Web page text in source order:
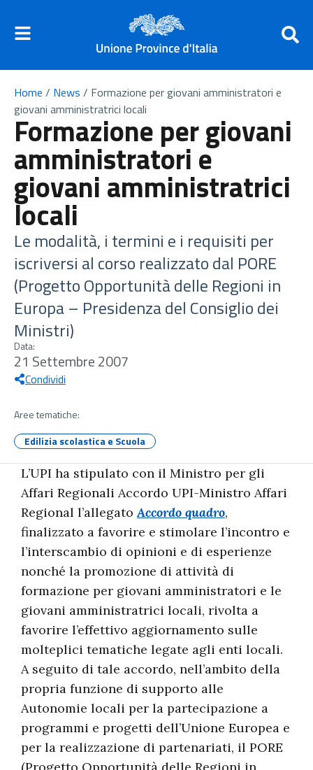
Home / News / Formazione per giovani amministratori e
giovani amministratrici locali
Formazione per giovani
amministratori e
giovani amministratrici
locali
Le modalità, i termini e i requisiti per
iscriversi al corso realizzato dal PORE
(Progetto Opportunità delle Regioni in
Europa – Presidenza del Consiglio dei
Ministri)
Data:
21 Settembre 2007
Condividi
Aree tematiche:
Edilizia scolastica e Scuola
L’UPI ha stipulato con il Ministro per gli
Affari Regionali Accordo UPI-Ministro Affari
Regional l’allegatoAccordo quadro,
finalizzato a favorire e stimolare l’incontro e
l’interscambio di opinioni e di esperienze
nonché la promozione di attività di
formazione per giovani amministratori e le
giovani amministratrici locali, rivolta a
favorire l’effettivo aggiornamento sulle
molteplici tematiche legate agli enti locali.
A seguito di tale accordo, nell’ambito della
propria funzione di supporto alle
Autonomie locali per la partecipazione a
programmi e progetti dell’Unione Europea e
per la realizzazione di partenariati, il PORE